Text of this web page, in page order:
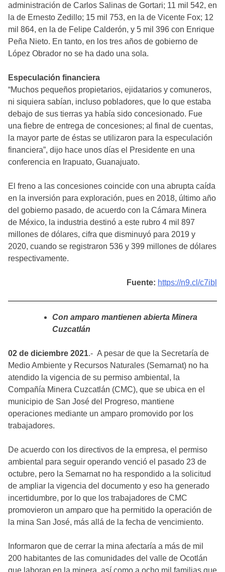
administración de Carlos Salinas de Gortari; 11 mil 542, en
la de Ernesto Zedillo; 15 mil 753, en la de Vicente Fox; 12
mil 864, en la de Felipe Calderón, y 5 mil 396 con Enrique
Peña Nieto. En tanto, en los tres años de gobierno de
López Obrador no se ha dado una sola.
Especulación financiera
“Muchos pequeños propietarios, ejidatarios y comuneros,
ni siquiera sabían, incluso pobladores, que lo que estaba
debajo de sus tierras ya había sido concesionado. Fue
una fiebre de entrega de concesiones; al final de cuentas,
la mayor parte de éstas se utilizaron para la especulación
financiera”, dijo hace unos días el Presidente en una
conferencia en Irapuato, Guanajuato.
El freno a las concesiones coincide con una abrupta caída
en la inversión para exploración, pues en 2018, último año
del gobierno pasado, de acuerdo con la Cámara Minera
de México, la industria destinó a este rubro 4 mil 897
millones de dólares, cifra que disminuyó para 2019 y
2020, cuando se registraron 536 y 399 millones de dólares
respectivamente.
Fuente: https://n9.cl/c7ibl
Con amparo mantienen abierta Minera
Cuzcatlán
02 de diciembre 2021.- A pesar de que la Secretaría de
Medio Ambiente y Recursos Naturales (Semarnat) no ha
atendido la vigencia de su permiso ambiental, la
Compañía Minera Cuzcatlán (CMC), que se ubica en el
municipio de San José del Progreso, mantiene
operaciones mediante un amparo promovido por los
trabajadores.
De acuerdo con los directivos de la empresa, el permiso
ambiental para seguir operando venció el pasado 23 de
octubre, pero la Semarnat no ha respondido a la solicitud
de ampliar la vigencia del documento y eso ha generado
incertidumbre, por lo que los trabajadores de CMC
promovieron un amparo que ha permitido la operación de
la mina San José, más allá de la fecha de vencimiento.
Informaron que de cerrar la mina afectaría a más de mil
200 habitantes de las comunidades del valle de Ocotlán
que laboran en la minera, así como a ocho mil familias que